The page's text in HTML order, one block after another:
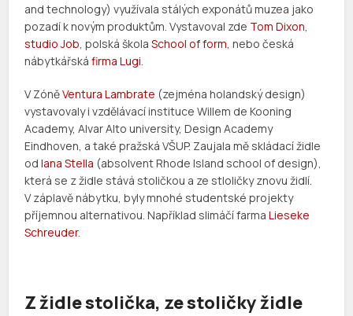
and technology) využívala stálých exponátů muzea jako
pozadí k novým produktům. Vystavoval zde Tom Dixon,
studio Job, polská školaSchool of form, nebo česká
nábytkářskáfirma Lugi.
V ZóněVentura Lambrate (zejména holandský design)
vystavovaly i vzdělávací instituce Willem de Kooning
Academy, Alvar Alto university, Design Academy
Eindhoven, a také pražská VŠUP. Zaujala mě skládací židle
odIana Stella (absolvent Rhode Island school of design),
která se z židle stává stoličkou a ze stloličky znovu židlí.
V záplavě nábytku, byly mnohé studentské projekty
příjemnou alternativou. Například slimáčí farmaLieseke
Schreuder.
Z židle stolička, ze stoličky židle